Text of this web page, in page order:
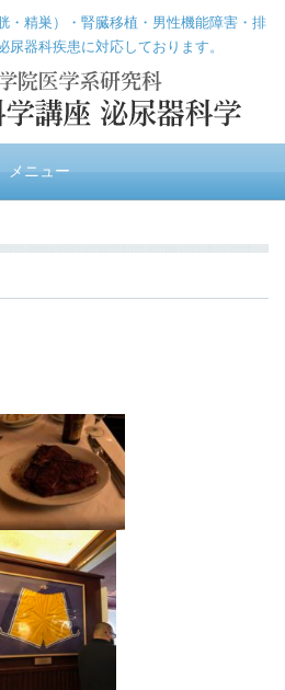
・精巣）・腎臓移植・男性機能障害・排
器科疾患に対応しております。
メニュー